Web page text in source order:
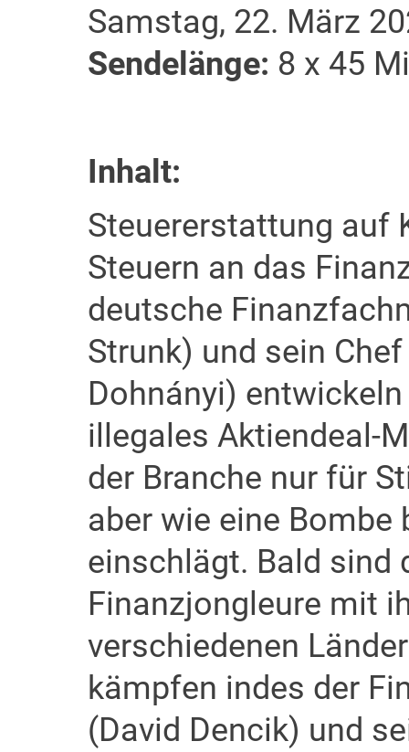
Samstag, 22. März
Sendelänge: 8 x 45
Inhalt:
Steuererstattung auf
Steuern an das
deutsche
Strunk) und sein
Dohnányi)
illegales Aktiendeal-
der Branche nur für
aber wie eine
einschlägt. Bald sind
Finanzjongleure mit
verschiedenen
kämpfen indes der
(David Dencik) und